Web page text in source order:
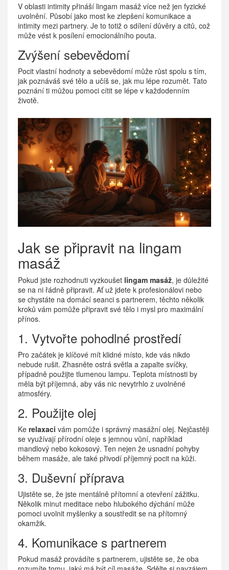
V oblasti intimity přináší lingam masáž více než jen fyzické
uvolnění. Působí jako most ke zlepšení komunikace a
intimity mezi partnery. Je to totiž o sdílení důvěry a citů, což
může vést k posílení emocionálního pouta.
Zvýšení sebevědomí
Pocit vlastní hodnoty a sebevědomí může růst spolu s tím,
jak poznáváš své tělo a učíš se, jak mu lépe rozumět. Tato
poznání ti můžou pomoci cítit se lépe v každodenním
životě.
Jak se připravit na lingam
masáž
Pokud jste rozhodnuti vyzkoušet lingam masáž, je důležité
se na ni řádně připravit. Ať už jdete k profesionálovi nebo
se chystáte na domácí seanci s partnerem, těchto několik
kroků vám pomůže připravit své tělo i mysl pro maximální
přínos.
1. Vytvořte pohodlné prostředí
Pro začátek je klíčové mít klidné místo, kde vás nikdo
nebude rušit. Zhasněte ostrá světla a zapalte svíčky,
případně použijte tlumenou lampu. Teplota místnosti by
měla být příjemná, aby vás nic nevytrhlo z uvolněné
atmosféry.
2. Použijte olej
Ke relaxaci vám pomůže i správný masážní olej. Nejčastěji
se využívají přírodní oleje s jemnou vůní, například
mandlový nebo kokosový. Ten nejen že usnadní pohyby
během masáže, ale také přivodí příjemný pocit na kůži.
3. Duševní příprava
Ujistěte se, že jste mentálně přítomní a otevření zážitku.
Několik minut meditace nebo hlubokého dýchání může
pomoci uvolnit myšlenky a soustředit se na přítomný
okamžik.
4. Komunikace s partnerem
Pokud masáž provádíte s partnerem, ujistěte se, že oba